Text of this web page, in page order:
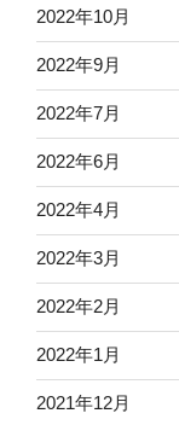
2022年10月
2022年9月
2022年7月
2022年6月
2022年4月
2022年3月
2022年2月
2022年1月
2021年12月